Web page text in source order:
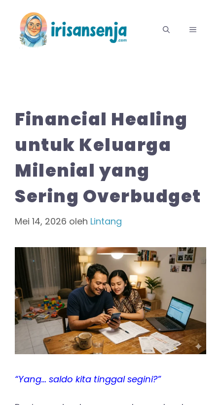
MENU
Financial Healing
untuk Keluarga
Milenial yang
Sering Overbudget
Mei 14, 2026 oleh Lintang
“Yang… saldo kita tinggal segini?”